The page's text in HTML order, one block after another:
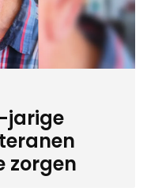
jarige
zorgen